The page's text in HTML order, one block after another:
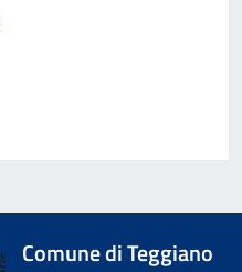
Comune di Teggiano